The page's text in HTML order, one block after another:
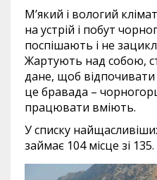
М’який і вологий
на устрій і побут
поспішають і не
Жартують над собою,
дане, щоб відпочивати
це бравада –
працювати вміють.
У списку
займає 104 місце зі 135.